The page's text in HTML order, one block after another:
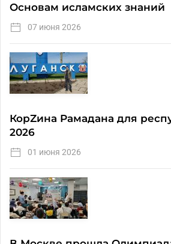
Основам исламских знаний
07 июня 2026
КорZина Рамадана для
2026
01 июня 2026